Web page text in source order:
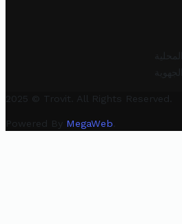
2025 © Trovit. All Rights Reserved.
Powered By MegaWeb